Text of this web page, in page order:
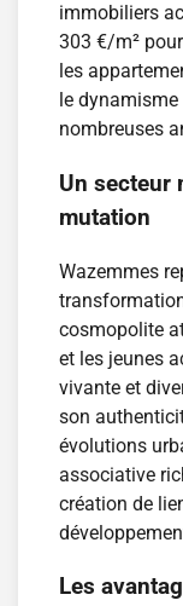
immobiliers
303 €/m²
les
le
nombreuses
Un secteur
mutation
Wazemmes
cosmopolite
et les jeunes
vivante et
son
évolutions
associative
création de
Les